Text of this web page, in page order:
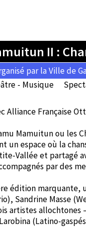
II :
par la Ville de
- Musique
Alliance Française
Mamuitun ou les
un espace où la
Vallée et partagé
par des
édition marquante,
Sandrine Masse
artistes allochtones
(Latino-